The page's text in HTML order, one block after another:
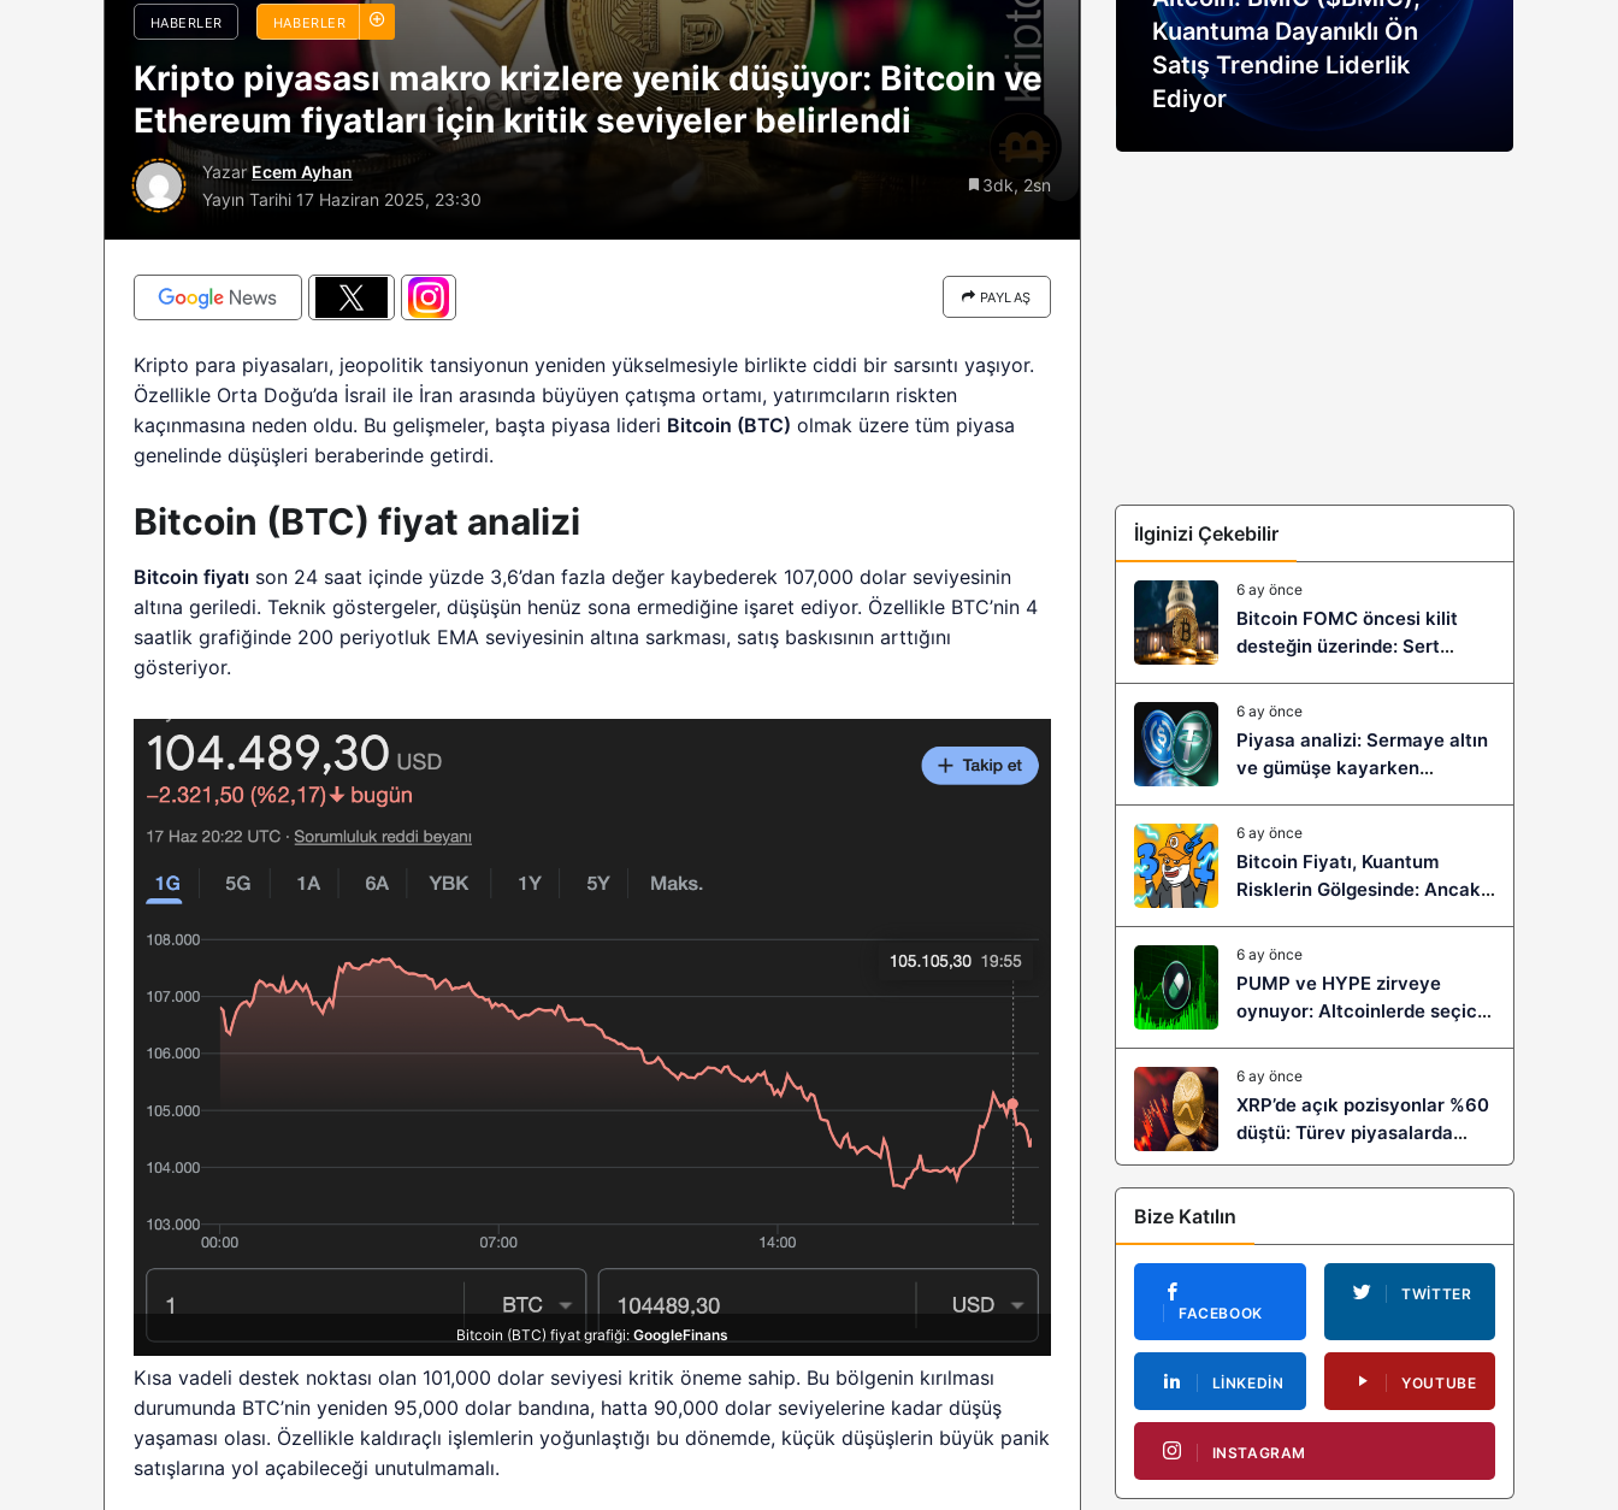
HABERLER HABERLER
Kripto piyasası makro krizlere yenik düşüyor: Bitcoin ve
Ethereum fiyatları için kritik seviyeler belirlendi
YazarEcem Ayhan
Yayın Tarihi 17 Haziran 2025, 23:30
3dk, 2sn
PAYLAŞ
Kripto para piyasaları, jeopolitik tansiyonun yeniden yükselmesiyle birlikte ciddi bir sarsıntı yaşıyor.
Özellikle Orta Doğu’da İsrail ile İran arasında büyüyen çatışma ortamı, yatırımcıların riskten
kaçınmasına neden oldu. Bu gelişmeler, başta piyasa lideri Bitcoin (BTC) olmak üzere tüm piyasa
genelinde düşüşleri beraberinde getirdi.
Bitcoin (BTC) fiyat analizi
Bitcoin fiyatı son 24 saat içinde yüzde 3,6’dan fazla değer kaybederek 107,000 dolar seviyesinin
altına geriledi. Teknik göstergeler, düşüşün henüz sona ermediğine işaret ediyor. Özellikle BTC’nin 4
saatlik grafiğinde 200 periyotluk EMA seviyesinin altına sarkması, satış baskısının arttığını
gösteriyor.
Bitcoin (BTC) fiyat grafiği: GoogleFinans
Kısa vadeli destek noktası olan 101,000 dolar seviyesi kritik öneme sahip. Bu bölgenin kırılması
durumunda BTC’nin yeniden 95,000 dolar bandına, hatta 90,000 dolar seviyelerine kadar düşüş
yaşaması olası. Özellikle kaldıraçlı işlemlerin yoğunlaştığı bu dönemde, küçük düşüşlerin büyük panik
satışlarına yol açabileceği unutulmamalı.
sürüyor: Analistlere göre
2026 BTC çöküşü neden
sınırlı kalabilir?
Riski: Uzun Vadeli HYPER
Boğaları 31,1 Milyon Dolarlık
Birikim Yapıyor
Kuantuma Dayanıklı Ön
Satış Trendine Liderlik
Ediyor
İlginizi Çekebilir
6 ay önce
Bitcoin FOMC öncesi kilit
desteğin üzerinde: Sert
geliyor?
6 ay önce
Piyasa analizi: Sermaye altın
ve gümüşe kayarken
6 ay önce
Bitcoin Fiyatı, Kuantum
Risklerin Gölgesinde: Ancak
Sıçramaya Yaşayabilir!
6 ay önce
PUMP ve HYPE zirveye
oynuyor: Altcoinlerde seçici
6 ay önce
XRP’de açık pozisyonlar %60
düştü: Türev piyasalarda
kaldıraç temizliği yeni bir
trendin habercisi mi?
Bize Katılın
FACEBOOK
TWITTER
LINKEDIN YOUTUBE
INSTAGRAM